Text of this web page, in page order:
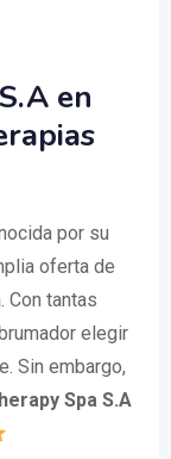
en
por su
oferta de
Con tantas
elegir
Sin embargo,
Spa S.A